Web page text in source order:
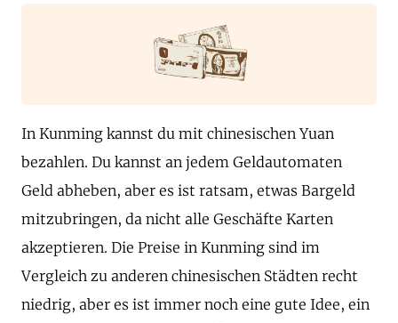
In Kunming kannst du mit chinesischen Yuan
bezahlen. Du kannst an jedem Geldautomaten
Geld abheben, aber es ist ratsam, etwas Bargeld
mitzubringen, da nicht alle Geschäfte Karten
akzeptieren. Die Preise in Kunming sind im
Vergleich zu anderen chinesischen Städten recht
niedrig, aber es ist immer noch eine gute Idee, ein